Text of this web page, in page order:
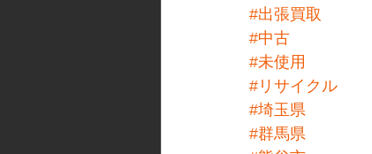
#出張買取
#中古
#未使用
#リサイクル
#埼玉県
#群馬県